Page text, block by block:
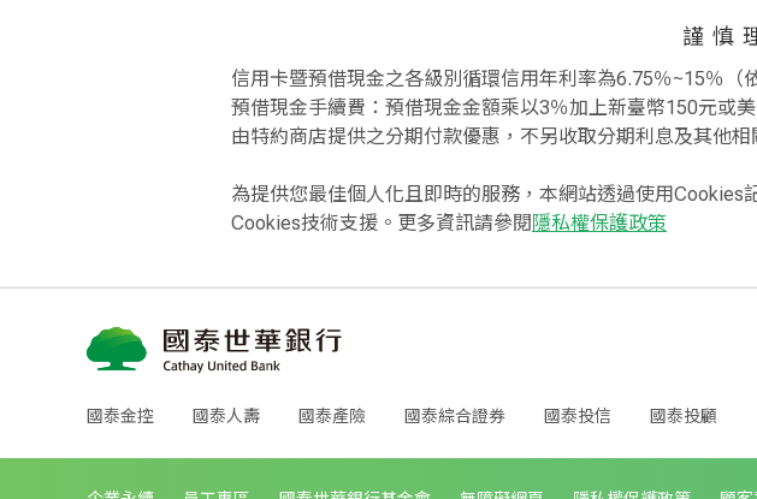
謹慎
信用卡暨預借現金之各級別循環信用年利率為6.75％~15％
預借現金手續費：預借現金金額乘以3％加上新臺幣150元或
由特約商店提供之分期付款優惠，不另收取分期利息及其他
為提供您最佳個人化且即時的服務，本網站透過使用
Cookies技術支援。更多資訊請參閱隱私權保護政策
國泰金控 國泰人壽 國泰產險 國泰綜合證券 國泰投信 國泰投顧